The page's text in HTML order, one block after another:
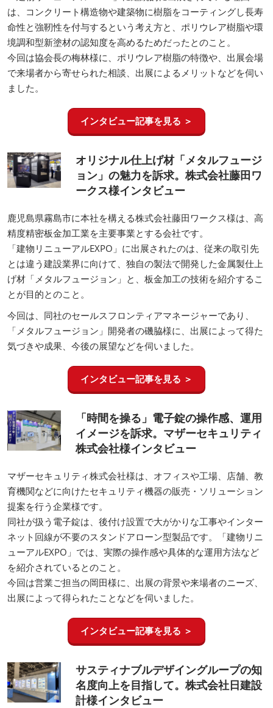
は、コンクリート構造物や建築物に樹脂をコーティングし長寿
命性と強靭性を付与するという考え方と、ポリウレア樹脂や環
境調和型新塗材の認知度を高めるためだったとのこと。
今回は協会長の梅林様に、ポリウレア樹脂の特徴や、出展会場
で来場者から寄せられた相談、出展によるメリットなどを伺い
ました。
インタビュー記事を見る ＞
オリジナル仕上げ材「メタルフュージ
ョン」の魅力を訴求。株式会社藤田ワ
ークス様インタビュー
鹿児島県霧島市に本社を構える株式会社藤田ワークス様は、高
精度精密板金加工業を主要事業とする会社です。
「建物リニューアルEXPO」に出展されたのは、従来の取引先
とは違う建設業界に向けて、独自の製法で開発した金属製仕上
げ材「メタルフュージョン」と、板金加工の技術を紹介するこ
とが目的とのこと。
今回は、同社のセールスフロンティアマネージャーであり、
「メタルフュージョン」開発者の磯脇様に、出展によって得た
気づきや成果、今後の展望などを伺いました。
インタビュー記事を見る ＞
「時間を操る」電子錠の操作感、運用
イメージを訴求。マザーセキュリティ
株式会社様インタビュー
マザーセキュリティ株式会社様は、オフィスや工場、店舗、教
育機関などに向けたセキュリティ機器の販売・ソリューション
提案を行う企業様です。
同社が扱う電子錠は、後付け設置で大がかりな工事やインター
ネット回線が不要のスタンドアローン型製品です。「建物リニ
ューアルEXPO」では、実際の操作感や具体的な運用方法など
を紹介されているとのこと。
今回は営業ご担当の岡田様に、出展の背景や来場者のニーズ、
出展によって得られたことなどを伺いました。
インタビュー記事を見る ＞
サスティナブルデザイングループの知
名度向上を目指して。株式会社日建設
計様インタビュー